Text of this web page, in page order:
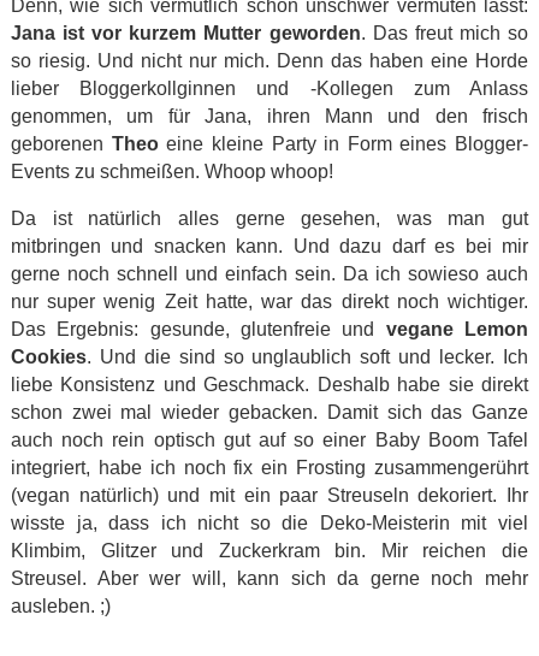
Denn, wie sich vermutlich schon unschwer vermuten lässt:
Jana ist vor kurzem Mutter geworden. Das freut mich so
so riesig. Und nicht nur mich. Denn das haben eine Horde
lieber Bloggerkollginnen und -Kollegen zum Anlass
genommen, um für Jana, ihren Mann und den frisch
geborenen Theoeine kleine Party in Form eines Blogger-
Events zu schmeißen. Whoop whoop!
Da ist natürlich alles gerne gesehen, was man gut
mitbringen und snacken kann. Und dazu darf es bei mir
gerne noch schnell und einfach sein. Da ich sowieso auch
nur super wenig Zeit hatte, war das direkt noch wichtiger.
Das Ergebnis: gesunde, glutenfreie und vegane
Lemon
Cookies. Und die sind so unglaublich soft und lecker. Ich
liebe Konsistenz und Geschmack. Deshalb habe sie direkt
schon zwei mal wieder gebacken. Damit sich das Ganze
auch noch rein optisch gut auf so einer Baby Boom Tafel
integriert, habe ich noch fix ein Frosting zusammengerührt
(vegan natürlich) und mit ein paar Streuseln dekoriert. Ihr
wisste ja, dass ich nicht so die Deko-Meisterin mit viel
Klimbim, Glitzer und Zuckerkram bin. Mir reichen die
Streusel. Aber wer will, kann sich da gerne noch mehr
ausleben. ;)